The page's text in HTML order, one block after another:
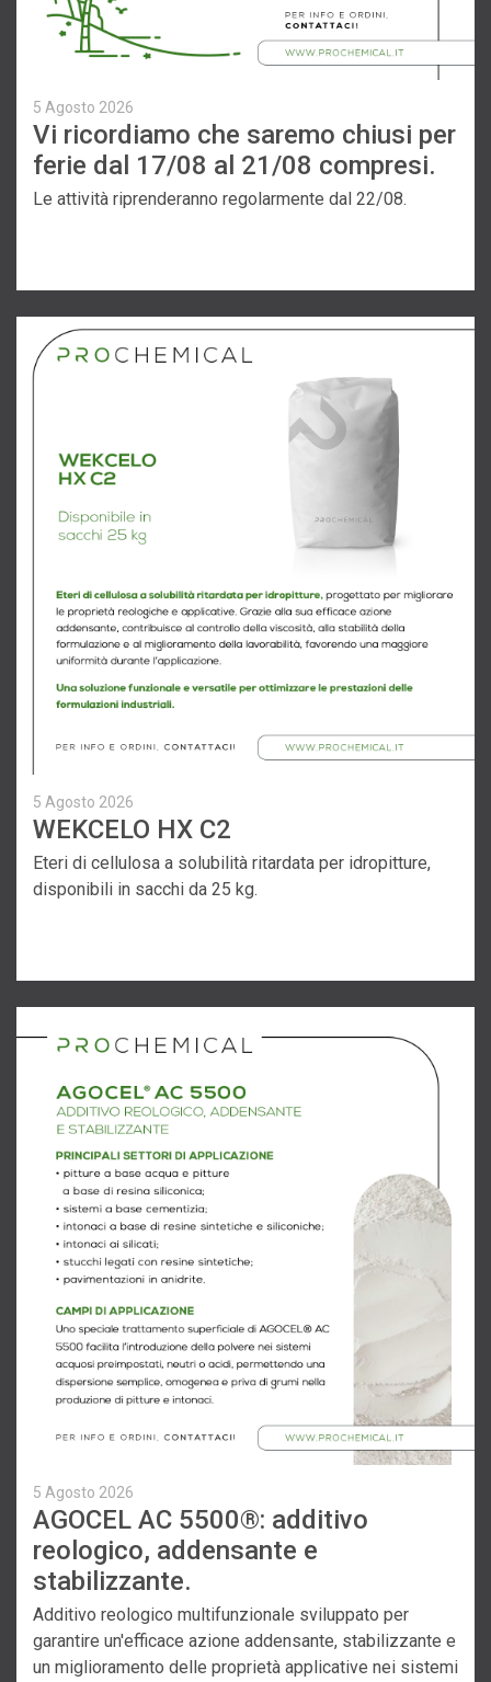
5 Agosto 2026
Vi ricordiamo che saremo chiusi per
ferie dal 17/08 al 21/08 compresi.
Le attività riprenderanno regolarmente dal 22/08.
5 Agosto 2026
WEKCELO HX C2
Eteri di cellulosa a solubilità ritardata per idropitture,
disponibili in sacchi da 25 kg.
5 Agosto 2026
AGOCEL AC 5500®: additivo
reologico, addensante e
stabilizzante.
Additivo reologico multifunzionale sviluppato per
garantire un'efficace azione addensante, stabilizzante e
un miglioramento delle proprietà applicative nei sistemi